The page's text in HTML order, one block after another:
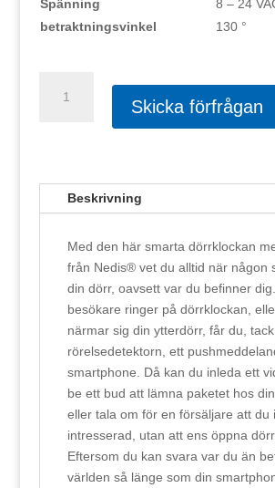
Spänning
8 – 24
betraktningsvinkel
130 °
dörrklocka
Wi-
appstyrd
microSD-
mängd
Skicka förfrågan
Beskrivning
Med den här smarta dörrklockan
från Nedis® vet du alltid när någon
din dörr, oavsett var du befinner
besökare ringer på dörrklockan,
närmar sig din ytterdörr, får du,
rörelsedetektorn, ett
smartphone. Då kan du inleda ett
be ett bud att lämna paketet hos
eller tala om för en försäljare att du
intresserad, utan att ens öppna
Eftersom du kan svara var du än
världen så länge som din